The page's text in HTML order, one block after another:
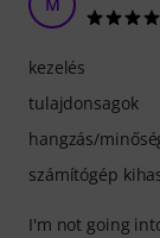
I'm not going
kezelés
tulajdonsagok
hangzás/
számítógép